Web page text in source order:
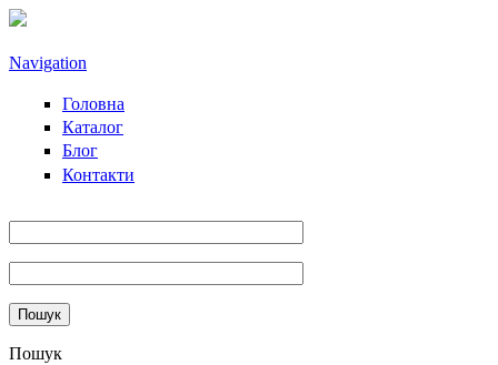
Перейти к основному содержанию
Navigation
Головна
Каталог
Блог
Контакти
Пошук